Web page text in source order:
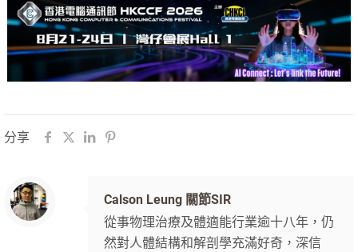
分享
Calson Leung 關節SIR
從事物理治療及體適能行業逾十八年，仍
然對人體結構和解剖學充滿好奇，深信